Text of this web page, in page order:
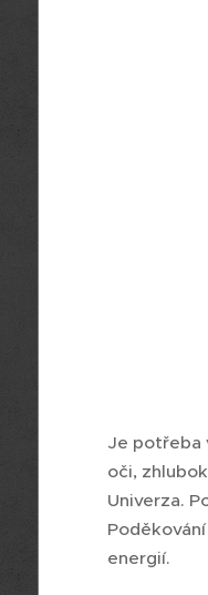
Je potřeba
oči,
Univerza.
energií.